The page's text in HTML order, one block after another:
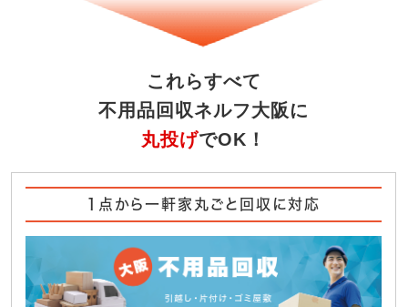
これらすべて
不用品回収ネルフ大阪に
丸投げでOK！
1点から一軒家丸ごと回収に対応